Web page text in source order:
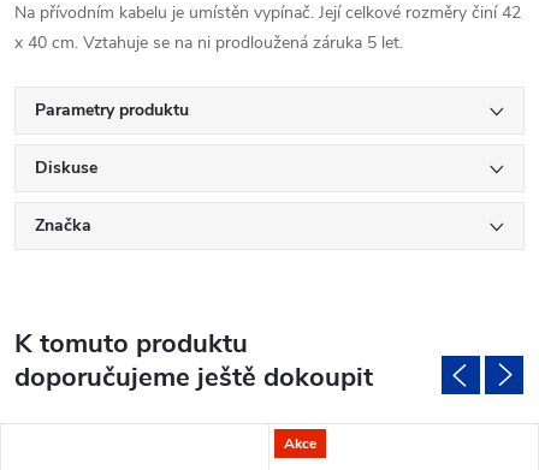
Na přívodním kabelu je umístěn vypínač. Její celkové rozměry činí 42
x 40 cm. Vztahuje se na ni prodloužená záruka 5 let.
Parametry produktu
Diskuse
Značka
K tomuto produktu
doporučujeme ještě dokoupit
Akce